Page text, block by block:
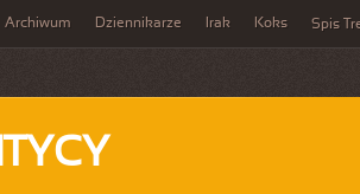
Archiwum Dziennikarze Irak Koks Spis